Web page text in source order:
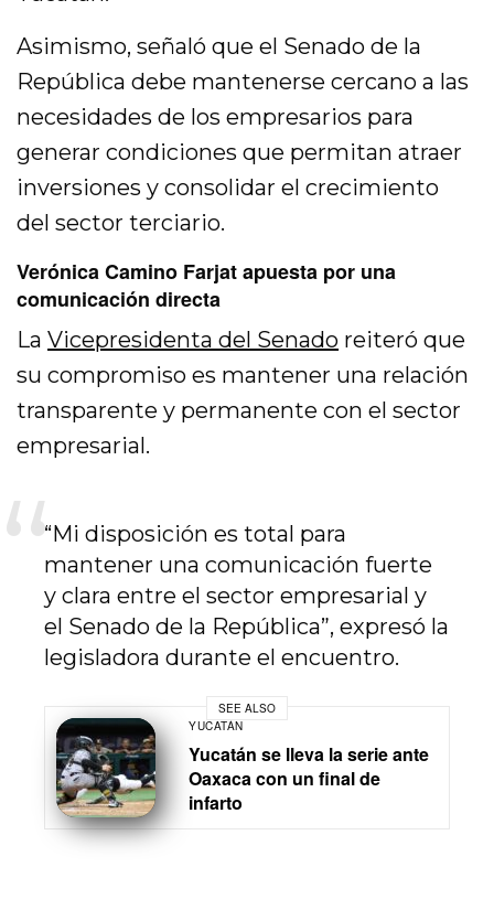
Asimismo, señaló que el Senado de la
República debe mantenerse cercano a las
necesidades de los empresarios para
generar condiciones que permitan atraer
inversiones y consolidar el crecimiento
del sector terciario.
Verónica Camino Farjat apuesta por una
comunicación directa
LaVicepresidenta del Senado reiteró que
su compromiso es mantener una relación
transparente y permanente con el sector
empresarial.
“Mi disposición es total para
mantener una comunicación fuerte
y clara entre el sector empresarial y
el Senado de la República”, expresó la
legisladora durante el encuentro.
SEE ALSO
YUCATÁN
Yucatán se lleva la serie ante
Oaxaca con un final de
infarto